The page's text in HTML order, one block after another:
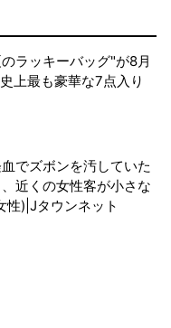
ラッキーバッグ"が8月
上最も豪華な7点入り
でズボンを汚していた
近くの女性客が小さな
性)|Jタウンネット